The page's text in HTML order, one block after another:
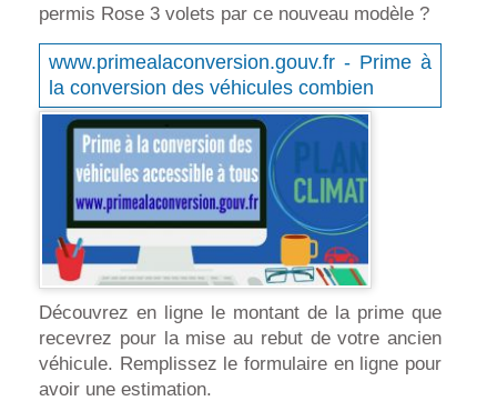
permis Rose 3 volets par ce nouveau modèle ?
www.primealaconversion.gouv.fr - Prime à
la conversion des véhicules combien
Découvrez en ligne le montant de la prime que
recevrez pour la mise au rebut de votre ancien
véhicule. Remplissez le formulaire en ligne pour
avoir une estimation.